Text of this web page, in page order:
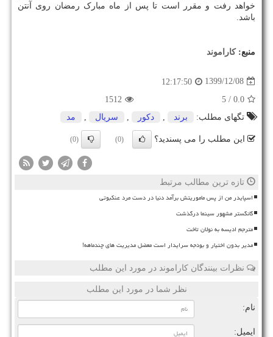
خواهد رفت و مقرر است تا پس از ماه مبارک رمضان روی آنتن
باشد.
منبع:كاراموند
1399/12/08
12:17:50
0.0
/ 5
1512
تگهای مطلب:
برند دكور سریال مد
این مطلب را می پسندید؟ (0)
(0)
تازه ترین مطالب مرتبط
اسپایدر من از پس ماموریتش برآمد دنیا در دست مرد عنکبوتی
گانگستر مشهور سینما درگذشت
مترجم ادیسه به نولان تاخت
مدیر بدون اختیار و بودجه سرایدار است معضل مدیریت های چندماهه!
نظرات بینندگان کاراموند در مورد این مطلب
نظر شما در مورد این مطلب
نام:
ایمیل: